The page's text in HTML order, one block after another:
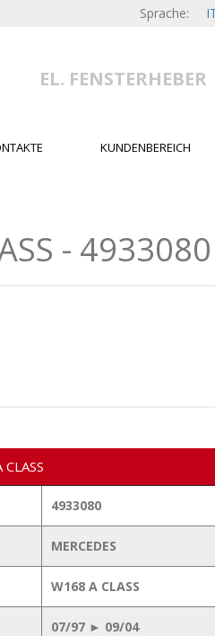
Sprache:
EL. FENSTERHEBER
KUNDENBEREICH
-
4933080
MERCEDES
W168 A CLASS
07/97 ► 09/04